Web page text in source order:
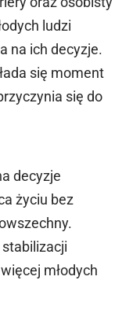
ludzi
na ich decyzje.
się moment
się do
decyzje
życiu bez
młodych